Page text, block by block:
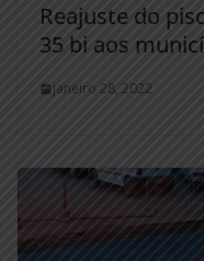
Reajuste do
35 bi aos
janeiro 28, 2022